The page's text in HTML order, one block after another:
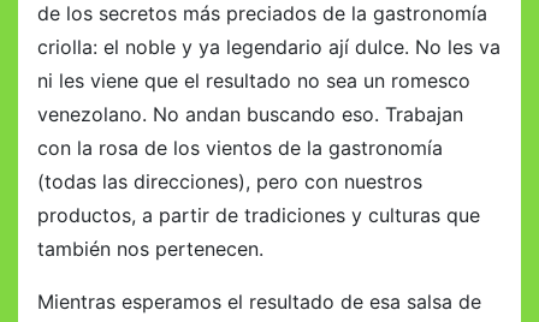
de los secretos más preciados de la gastronomía
criolla: el noble y ya legendario ají dulce. No les va
ni les viene que el resultado no sea un romesco
venezolano. No andan buscando eso. Trabajan
con la rosa de los vientos de la gastronomía
(todas las direcciones), pero con nuestros
productos, a partir de tradiciones y culturas que
también nos pertenecen.
Mientras esperamos el resultado de esa salsa de